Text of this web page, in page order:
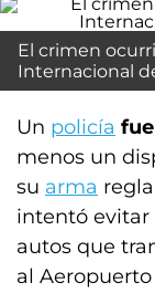
El crimen
Internacional
Un policía
menos un
su arma
intentó evitar
autos que
al